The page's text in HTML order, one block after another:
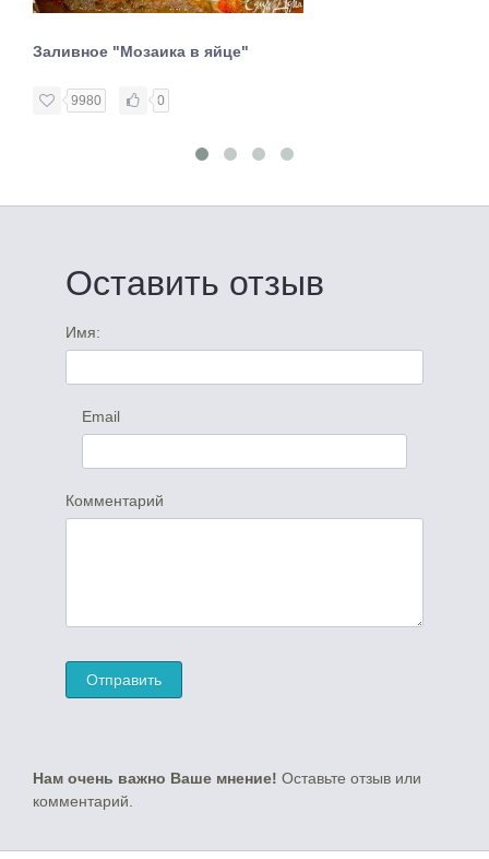
Заливное "Мозаика в яйце"
9980 0
Оставить отзыв
Имя:
Email
Комментарий
Нам очень важно Ваше мнение! Оставьте отзыв или
комментарий.